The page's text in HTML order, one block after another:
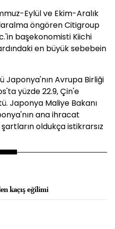
Eylül ve Ekim-Aralık
öngören Citigroup
başekonomisti Kiichi
en büyük sebebein
Japonya'nın Avrupa Birliği
yüzde 22.9, Çin'e
Japonya Maliye Bakanı
ana ihracat
oldukça istikrarsız
kaçış eğilimi